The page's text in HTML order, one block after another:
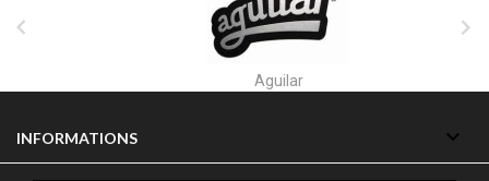

Aguilar

INFORMATIONS 